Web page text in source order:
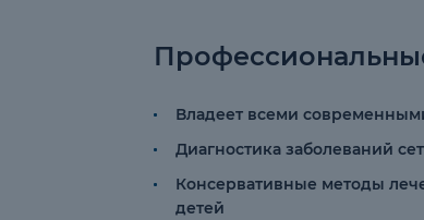
Владеет всеми
Диагностика заболеваний
Консервативные методы
детей